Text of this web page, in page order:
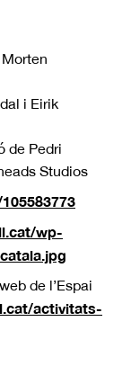
i Eirik
de Pedri
Studios
wp-
de l’Espai
activitats-